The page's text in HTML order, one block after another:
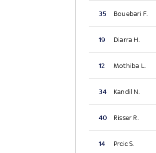
35 Bouebari F.
19 Diarra H.
12 Mothiba L.
34 Kandil N.
40 Risser R.
14 Prcic S.